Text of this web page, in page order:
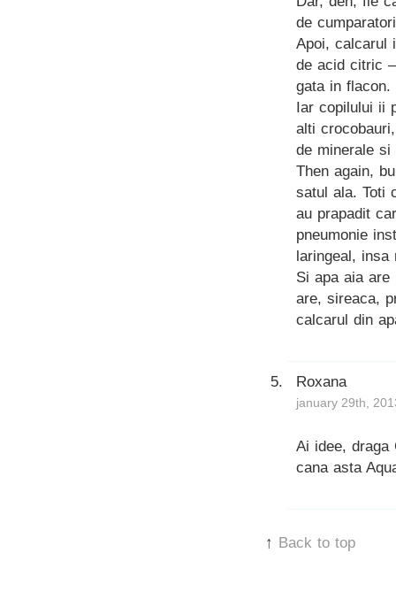
de
Apoi, calcarul
de acid citric
gata in flacon.
Iar copilului ii
alti
de minerale si
Then again,
satul ala. Toti
au prapadit
pneumonie
laringeal, insa
Si apa aia
are, sireaca,
calcarul din
Roxana
january 29th,
Ai idee, draga
cana asta
↑ Back to top